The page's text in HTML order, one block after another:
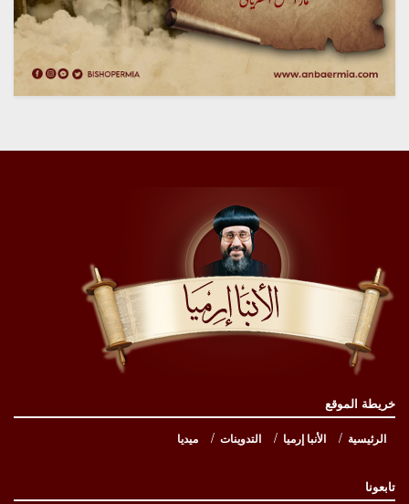
خريطة الموقع
الرئيسية الأنبا إرميا التدوينات ميديا
تابعونا